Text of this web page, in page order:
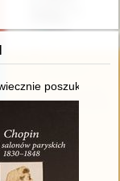
Belotti [1920-1985]
poszukiwany.